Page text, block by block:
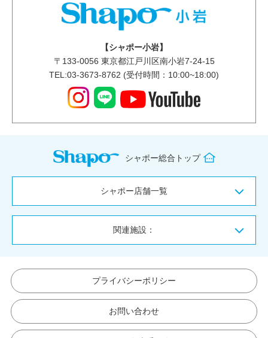
【シャポー小岩】
〒 133-0056 東京都江戸川区南小岩7-24-15
TEL:03-3673-8762 (受付時間：10:00~18:00)
シャポー総合トップ
シャポー店舗一覧
関連施設：
プライバシーポリシー
お問い合わせ